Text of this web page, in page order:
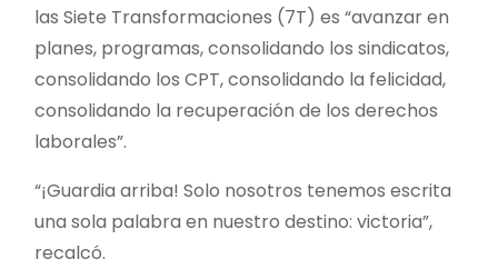
las Siete Transformaciones (7T) es “avanzar en
planes, programas, consolidando los sindicatos,
consolidando los CPT, consolidando la felicidad,
consolidando la recuperación de los derechos
laborales”.
“¡Guardia arriba! Solo nosotros tenemos escrita
una sola palabra en nuestro destino: victoria”,
recalcó.